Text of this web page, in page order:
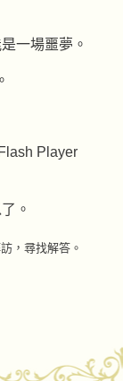
一場噩夢。
Player
。
，尋找解答。